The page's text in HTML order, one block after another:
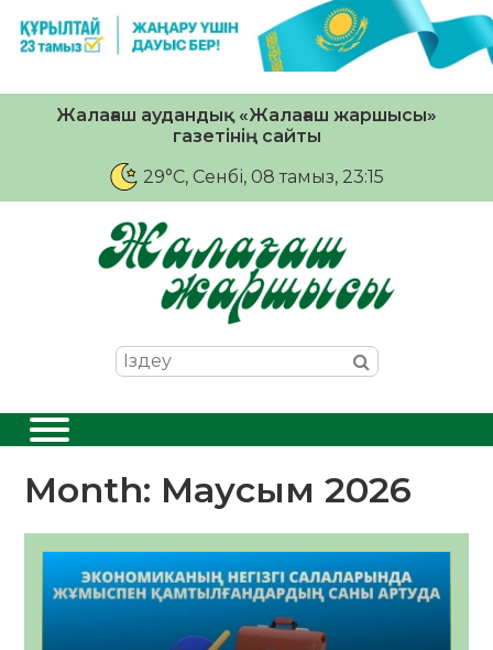
Жалағаш аудандық «Жалағаш жаршысы»
газетінің сайты
29°C, Сенбі, 08 тамыз, 23:15
Month: Маусым 2026